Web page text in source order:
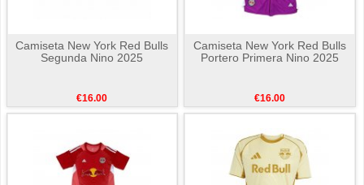
Camiseta New York Red Bulls
Segunda Nino 2025
€16.00
Camiseta New York Red Bulls
Portero Primera Nino 2025
€16.00